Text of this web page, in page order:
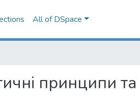
All of DSpace
принципи та